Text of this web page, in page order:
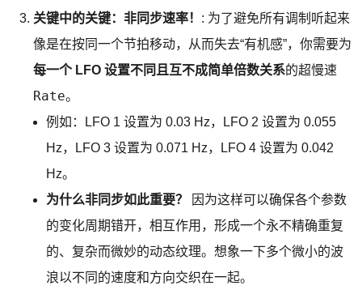
关键中的关键：非同步速率！ : 为了避免所有调制听起来
像是在按同一个节拍移动，从而失去“有机感”，你需要为
每一个 LFO 设置不同且互不成简单倍数关系的超慢速
Rate。
例如：LFO 1 设置为 0.03 Hz，LFO 2 设置为 0.055
Hz，LFO 3 设置为 0.071 Hz，LFO 4 设置为 0.042
Hz。
为什么非同步如此重要？
因为这样可以确保各个参数
的变化周期错开，相互作用，形成一个永不精确重复
的、复杂而微妙的动态纹理。想象一下多个微小的波
浪以不同的速度和方向交织在一起。